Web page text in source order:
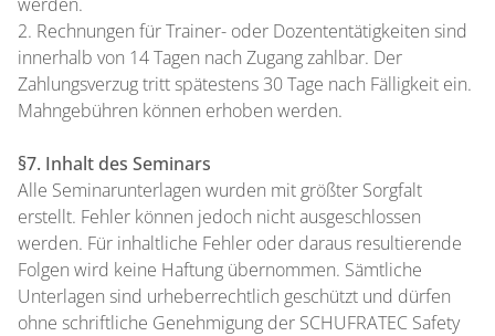
2. Rechnungen für Trainer- oder Dozententätigkeiten sind
innerhalb von 14 Tagen nach Zugang zahlbar. Der
Zahlungsverzug tritt spätestens 30 Tage nach Fälligkeit ein.
Mahngebühren können erhoben werden.
§7. Inhalt des Seminars
Alle Seminarunterlagen wurden mit größter Sorgfalt
erstellt. Fehler können jedoch nicht ausgeschlossen
werden. Für inhaltliche Fehler oder daraus resultierende
Folgen wird keine Haftung übernommen. Sämtliche
Unterlagen sind urheberrechtlich geschützt und dürfen
ohne schriftliche Genehmigung der SCHUFRATEC Safety